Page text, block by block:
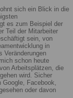
sich ein Blick in die
es zum Beispiel der
Teil der Mitarbeiter
sein, von
in
Veränderungen
schon heute
Arbeitsplätzen, die
wird. Sicher
Google, Facebook,
oder davon